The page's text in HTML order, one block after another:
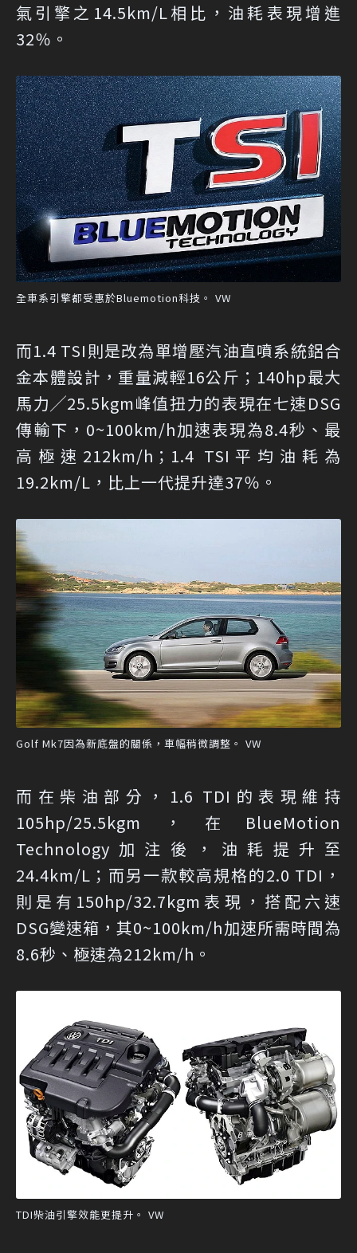
氣引擎之14.5km/L相比，油耗表現增進
32％。
全車系引擎都受惠於Bluemotion科技。 VW
而1.4 TSI則是改為單增壓汽油直噴系統鋁合
金本體設計，重量減輕16公斤；140hp最大
馬力╱25.5kgm峰值扭力的表現在七速DSG
傳輸下，0~100km/h加速表現為8.4秒、最
高極速212km/h；1.4 TSI平均油耗為
19.2km/L，比上一代提升達37％。
Golf Mk7因為新底盤的關係，車幅稍微調整。 VW
而在柴油部分，1.6 TDI的表現維持
105hp/25.5kgm，在BlueMotion
Technology加注後，油耗提升至
24.4km/L；而另一款較高規格的2.0 TDI，
則是有150hp/32.7kgm表現，搭配六速
DSG變速箱，其0~100km/h加速所需時間為
8.6秒、極速為212km/h。
TDI柴油引擎效能更提升。 VW